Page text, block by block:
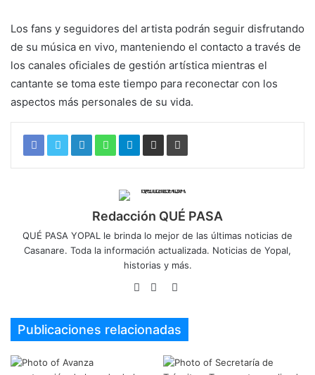
Los fans y seguidores del artista podrán seguir disfrutando
de su música en vivo, manteniendo el contacto a través de
los canales oficiales de gestión artística mientras el
cantante se toma este tiempo para reconectar con los
aspectos más personales de su vida.
Redacción QUÉ PASA
QUÉ PASA YOPAL le brinda lo mejor de las últimas noticias de
Casanare. Toda la información actualizada. Noticias de Yopal,
historias y más.
Sitio Facebook
Twitter
Publicaciones relacionadas